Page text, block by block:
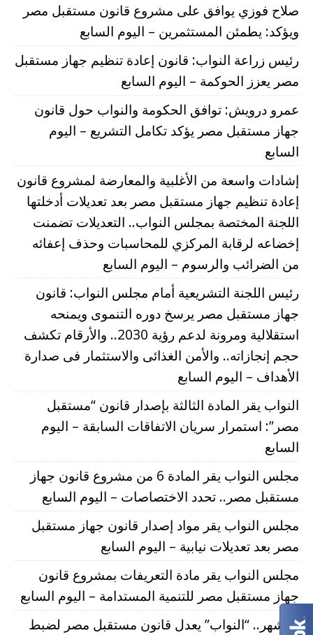
صلاح فوزي يوافق على مشروع قانون مستقبل مصر
ويؤكد: يطمئن المستثمرين – اليوم السابع
رئيس زراعة النواب: قانون إعادة تنظيم جهاز مستقبل
مصر يعزز الحوكمة – اليوم السابع
عمرو درويش: توافق الحكومة والنواب حول قانون
جهاز مستقبل مصر يؤكد تكامل التشريع – اليوم
السابع
إشادات واسعة من الأغلبية والمعارضة لمشروع قانون
إعادة تنظيم جهاز مستقبل مصر بعد تعديلات أدخلتها
اللجنة المختصة بمجلس النواب.. التعديلات تضمنت
إخضاعه لرقابة المركزي للمحاسبات وحذف إعفائه
من الضرائب والرسوم – اليوم السابع
رئيس اللجنة التشريعية أمام مجلس النواب: قانون
جهاز مستقبل مصر يرسخ دوره التنموى ويمنحه
استقلالية ومرونة لدعم رؤية 2030.. والأرقام تكشف
حجم إنجازاته.. والأمن الغذائى والاستثمار فى صدارة
الأهداف – اليوم السابع
النواب يقر المادة الثالثة بإصدار قانون “مستقبل
مصر”: استمرار سريان الاتفاقات السابقة – اليوم
السابع
مجلس النواب يقر المادة 6 من مشروع قانون جهاز
مستقبل مصر.. تحدد الاختصاصات – اليوم السابع
مجلس النواب يقر مواد إصدار قانون جهاز مستقبل
مصر بعد تعديلات نيابية – اليوم السابع
مجلس النواب يقر مادة التعريفات بمشروع قانون
جهاز مستقبل مصر للتنمية المستدامة – اليوم السابع
3 أشهر.. “النواب” يعدل قانون مستقبل مصر لضبط